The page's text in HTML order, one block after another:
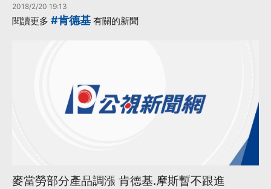
2018/2/20 19:13
閱讀更多 #肯德基 有關的新聞
麥當勞部分產品調漲 肯德基.摩斯暫不跟進